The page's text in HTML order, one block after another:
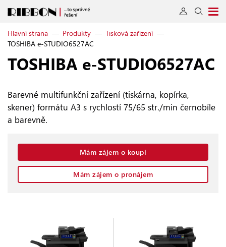
Hlavní strana — Produkty — Tisková zařízení —
TOSHIBA e-STUDIO6527AC
TOSHIBA e‑STUDIO6527AC
Barevné multifunkční zařízení (tiskárna, kopírka,
skener) formátu A3 s rychlostí 75/65 str./min černobíle
a barevně.
Mám zájem o koupi
Mám zájem o pronájem